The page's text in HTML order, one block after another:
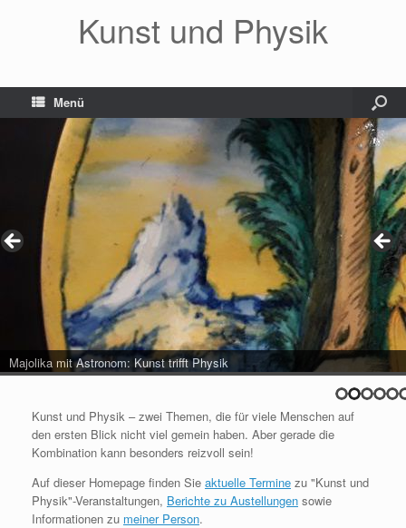
Kunst und Physik
Menü
Majolika mit Astronom: Kunst trifft Physik
Kunst und Physik – zwei Themen, die für viele Menschen auf
den ersten Blick nicht viel gemein haben. Aber gerade die
Kombination kann besonders reizvoll sein!
Auf dieser Homepage finden Sie aktuelle Termine zu "Kunst und
Physik"-Veranstaltungen, Berichte zu Austellungen sowie
Informationen zu meiner Person.